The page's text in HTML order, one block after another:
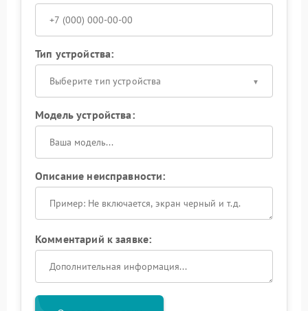
Тип устройства:
Выберите тип устройства
Модель устройства:
Описание неисправности:
Комментарий к заявке: